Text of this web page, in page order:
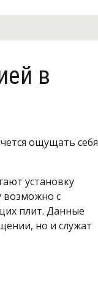
в
ощущать себя
установку
возможно с
плит. Данные
но и служат